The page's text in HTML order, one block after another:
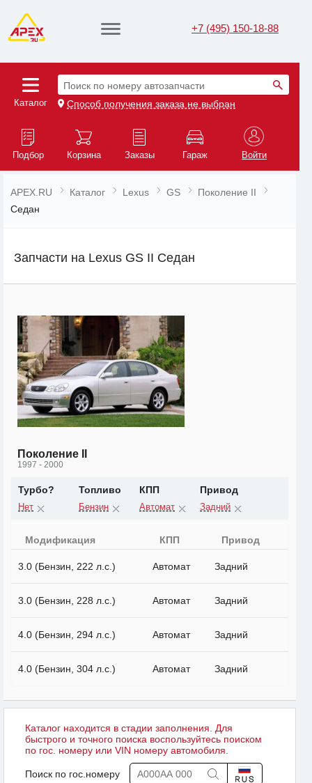
+7 (495) 150-18-88
Каталог
Поиск по номеру автозапчасти
Способ получения заказа не выбран
Подбор Корзина Заказы Гараж Войти
APEX.RU Каталог Lexus GS
Поколение II
Седан
Запчасти на Lexus GS II Седан
Поколение II
1997 - 2000
Турбо?
Нет
Топливо
Бензин
КПП
Автомат
Привод
Задний
Модификация КПП Привод
3.0 (Бензин, 222 л.с.) Автомат Задний
3.0 (Бензин, 228 л.с.) Автомат Задний
4.0 (Бензин, 294 л.с.) Автомат Задний
4.0 (Бензин, 304 л.с.) Автомат Задний
Каталог находится в стадии заполнения. Для
быстрого и точного поиска воспользуйтесь поиском
по гос. номеру или VIN номеру автомобиля.
Поиск по гос.номеру